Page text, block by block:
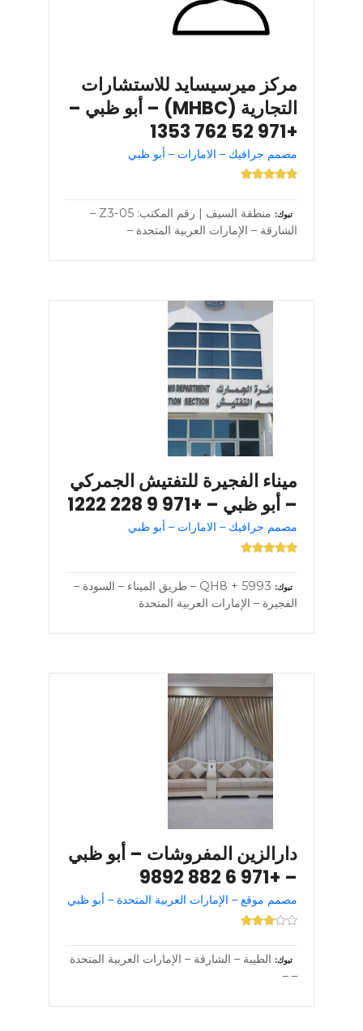
مركز ميرسيسايد للاستشارات
التجارية (MHBC) – أبو ظبي –
+971 52 762 1353
مصمم جرافيك – الامارات – أبو ظبي
تبوك
منطقة السيف | رقم المكتب: Z3-05 –
الشارقة – الإمارات العربية المتحدة –
ميناء الفجيرة للتفتيش الجمركي
– أبو ظبي – +971 9 228 1222
مصمم جرافيك – الامارات – أبو ظبي
تبوك
5993 + QH8 – طريق الميناء – السودة –
الفجيرة – الإمارات العربية المتحدة
دارالزين المفروشات – أبو ظبي
– +971 6 882 9892
مصمم موقع – الإمارات العربية المتحدة – أبو ظبي
تبوك
الطيبة – الشارقة – الإمارات العربية المتحدة
– –